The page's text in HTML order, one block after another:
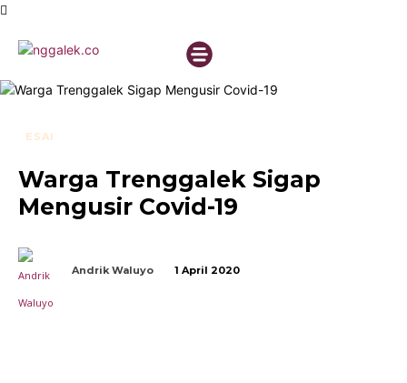
ESAI
Warga Trenggalek Sigap
Mengusir Covid-19
Andrik Waluyo 1 April 2020